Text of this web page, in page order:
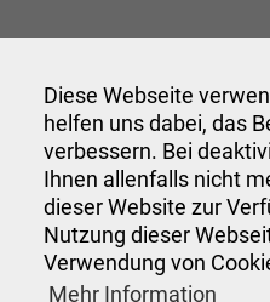
Diese Webseite
helfen uns dabei, das
verbessern. Bei
Ihnen allenfalls nicht
dieser Website zur
Nutzung dieser
Verwendung von
Mehr Information
Anzeigenannahme
Verwaltung
Veranstaltungen